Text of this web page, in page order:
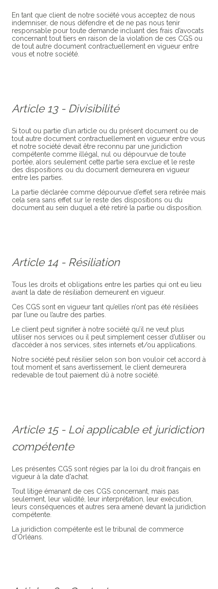
En tant que client de notre société vous acceptez de nous
indemniser, de nous défendre et de ne pas nous tenir
responsable pour toute demande incluant des frais d’avocats
concernant tout tiers en raison de la violation de ces CGS ou
de tout autre document contractuellement en vigueur entre
vous et notre société.
Article 13 - Divisibilité
Si tout ou partie d’un article ou du présent document ou de
tout autre document contractuellement en vigueur entre vous
et notre société devait être reconnu par une juridiction
compétente comme illégal, nul ou dépourvue de toute
portée, alors seulement cette partie sera exclue et le reste
des dispositions ou du document demeurera en vigueur
entre les parties.
La partie déclarée comme dépourvue d’effet sera retirée mais
cela sera sans effet sur le reste des dispositions ou du
document au sein duquel a été retiré la partie ou disposition.
Article 14 - Résiliation
Tous les droits et obligations entre les parties qui ont eu lieu
avant la date de résiliation demeurent en vigueur.
Ces CGS sont en vigueur tant qu’elles n’ont pas été résiliées
par l’une ou l’autre des parties.
Le client peut signifier à notre société qu’il ne veut plus
utiliser nos services ou il peut simplement cesser d’utiliser ou
d’accéder à nos services, sites internets et/ou applications.
Notre société peut résilier selon son bon vouloir cet accord à
tout moment et sans avertissement, le client demeurera
redevable de tout paiement dû à notre société.
Article 15 - Loi applicable et juridiction
compétente
Les présentes CGS sont régies par la loi du droit français en
vigueur à la date d'achat.
Tout litige émanant de ces CGS concernant, mais pas
seulement, leur validité, leur interprétation, leur exécution,
leurs conséquences et autres sera amené devant la juridiction
compétente.
La juridiction compétente est le tribunal de commerce
d'Orléans.